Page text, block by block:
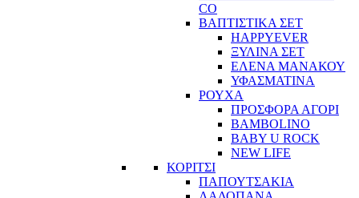
CO
ΒΑΠΤΙΣΤΙΚΑ ΣΕΤ
HAPPYEVER
ΞΥΛΙΝΑ ΣΕΤ
ΕΛΕΝΑ ΜΑΝΑΚΟΥ
ΥΦΑΣΜΑΤΙΝΑ
ΡΟΥΧΑ
ΠΡΟΣΦΟΡΑ ΑΓΟΡΙ
BAMBOLINO
BABY U ROCK
NEW LIFE
ΚΟΡΙΤΣΙ
ΠΑΠΟΥΤΣΑΚΙΑ